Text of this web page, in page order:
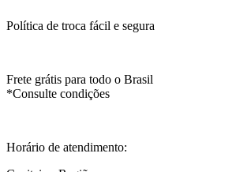
Política de troca fácil e segura
Frete grátis para todo o Brasil
*Consulte condições
Horário de atendimento: